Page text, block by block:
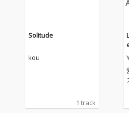
Solitude
kou
1 track